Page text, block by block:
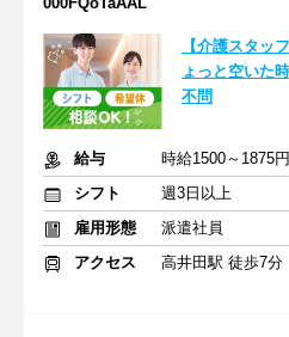
【介護スタッ
ょっと空いた
不問
給与
時給1500～1875
シフト
週3日以上
雇用形態
派遣社員
アクセス
高井田駅 徒歩7分